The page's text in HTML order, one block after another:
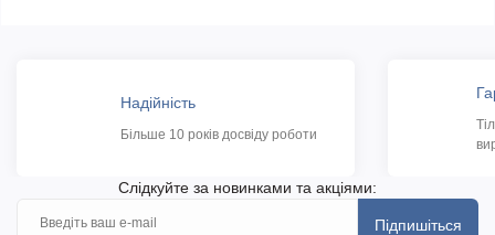
Надійність
Більше 10 років досвіду роботи
Слідкуйте за новинками та акціями:
Підпишіться